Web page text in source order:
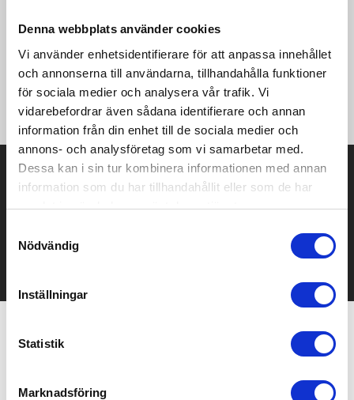
Denna webbplats använder cookies
Vi använder enhetsidentifierare för att anpassa innehållet
och annonserna till användarna, tillhandahålla funktioner
för sociala medier och analysera vår trafik. Vi
vidarebefordrar även sådana identifierare och annan
information från din enhet till de sociala medier och
annons- och analysföretag som vi samarbetar med.
Dessa kan i sin tur kombinera informationen med annan
information som du har tillhandahållit eller som de har
samlat in när du har använt deras tjänster.
Nödvändig
Inställningar
Statistik
Marknadsföring
·180 g/m² ·100% Polyester (Recycled, mini grid fleece) ·Fabric
made from at least 30% recycled materials ·Stand-up collar
·Contrast zip detail ·Quarter zip with chin guard ·Raglan
sleeves ·Stretch binding to collar, cuffs and hem.
Prisuppgift på mailen?
Det går också utmärkt att bara ställa frågor!
Relaterade produkter